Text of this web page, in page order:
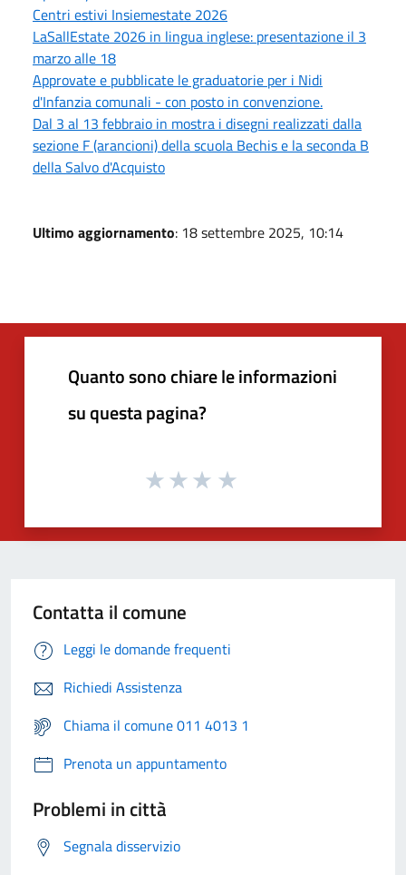
Centri estivi Insiemestate 2026
LaSallEstate 2026 in lingua inglese: presentazione il 3
marzo alle 18
Approvate e pubblicate le graduatorie per i Nidi
d'Infanzia comunali - con posto in convenzione.
Dal 3 al 13 febbraio in mostra i disegni realizzati dalla
sezione F (arancioni) della scuola Bechis e la seconda B
della Salvo d'Acquisto
Ultimo aggiornamento: 18 settembre 2025, 10:14
Quanto sono chiare le informazioni
su questa pagina?
Contatta il comune
Leggi le domande frequenti
Richiedi Assistenza
Chiama il comune 011 4013 1
Prenota un appuntamento
Problemi in città
Segnala disservizio